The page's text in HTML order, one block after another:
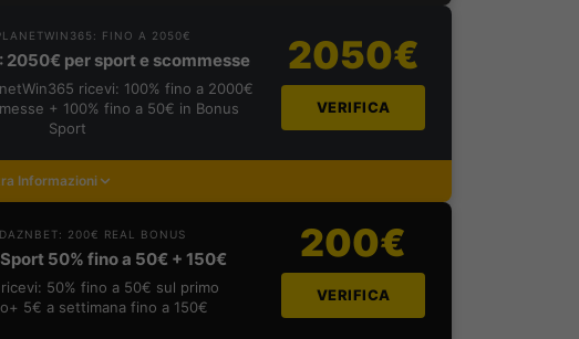
FINO A 2050€
per sport e scommesse
ricevi: 100% fino a 2000€
+ 100% fino a 50€ in Bonus
Sport
2050€
VERIFICA
Informazioni
200€ REAL BONUS
50% fino a 50€ + 150€
50% fino a 50€ sul primo
5€ a settimana fino a 150€
200€
VERIFICA